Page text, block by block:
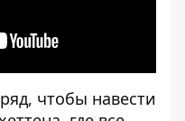
чтобы навести